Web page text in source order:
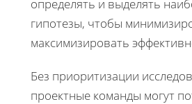
определять и выделять
гипотезы, чтобы
максимизировать
Без приоритизации
проектные команды могут